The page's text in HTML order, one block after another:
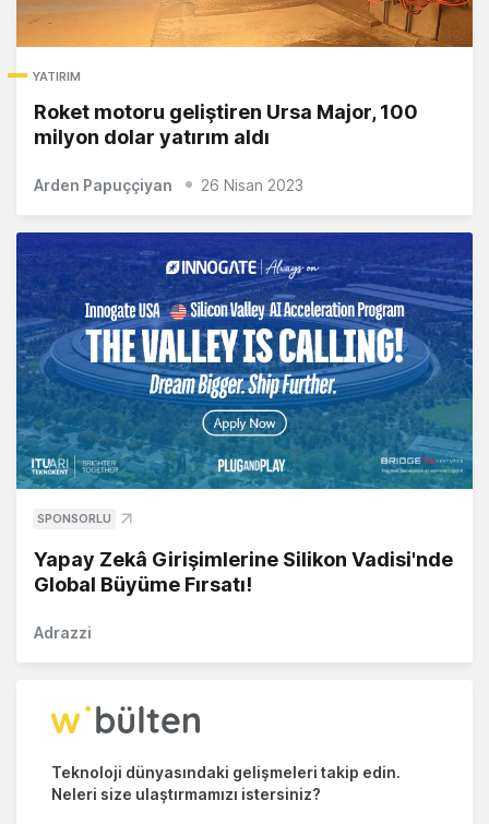
YATIRIM
Roket motoru geliştiren Ursa Major, 100
milyon dolar yatırım aldı
Arden Papuççiyan 26 Nisan 2023
SPONSORLU
Yapay Zekâ Girişimlerine Silikon Vadisi'nde
Global Büyüme Fırsatı!
Adrazzi
Teknoloji dünyasındaki gelişmeleri takip edin.
Neleri size ulaştırmamızı istersiniz?